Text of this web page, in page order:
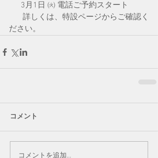
3月1日 ㈫ 電話ご予約スタート
ださい。
コメント
コメントを追加…